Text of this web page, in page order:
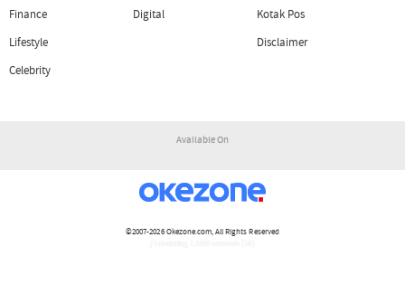
Finance
Lifestyle
Celebrity
Digital
Kotak Pos
Disclaimer
Available On
©2007-2026Okezone.com, All Rights Reserved